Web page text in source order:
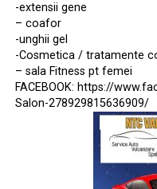
-extensii gene
– coafor
-unghii gel
-Cosmetica / tratamente
– sala Fitness pt femei
FACEBOOK: https://
Salon-278929815636909/